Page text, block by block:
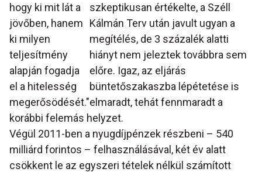
hogy ki mit lát a
jövőben, hanem
ki milyen
teljesítmény
alapján fogadja
el a hitelesség
megerősödését."
szkeptikusan értékelte, a Széll
Kálmán Terv után javult ugyan a
megítélés, de 3 százalék alatti
hiányt nem jeleztek továbbra sem
előre. Igaz, az eljárás
büntetőszakaszba lépétetése is
elmaradt, tehát fennmaradt a
korábbi felemás helyzet.
Végül 2011-ben a nyugdíjpénzek részbeni – 540
milliárd forintos – felhasználásával, két év alatt
csökkent le az egyszeri tételek nélkül számított